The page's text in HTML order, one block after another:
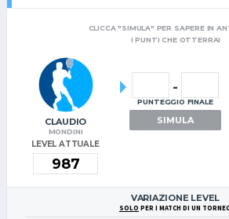
CLICCA "SIMULA" PER SAPERE IN
I PUNTI CHE OTTERRAI
CLAUDIO
MONDINI
LEVEL ATTUALE
-
PUNTEGGIO FINALE
SIMULA
VARIAZIONE LEVEL
SOLO PER I MATCH DI UN